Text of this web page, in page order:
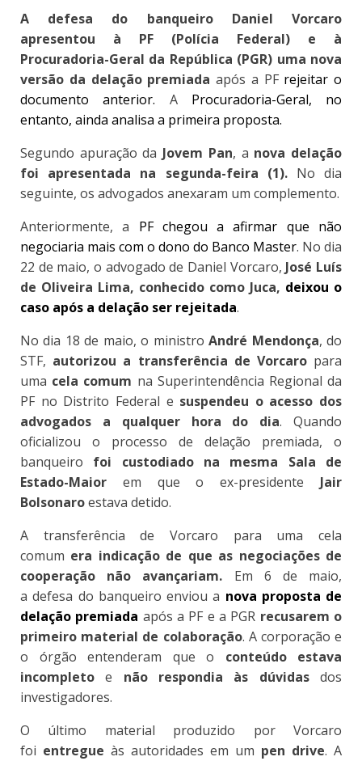
A defesa do banqueiro Daniel Vorcaro
apresentou à PF (Polícia Federal) e à
Procuradoria-Geral da República (PGR) uma nova
versão da delação premiada após a PF rejeitar o
documento anterior. A Procuradoria-Geral, no
entanto, ainda analisa a primeira proposta.
Segundo apuração da Jovem Pan, a nova delação
foi apresentada na segunda-feira (1).No dia
seguinte, os advogados anexaram um complemento.
Anteriormente, a PF chegou a afirmar que não
negociaria mais com o dono do Banco Master. No dia
22 de maio, o advogado de Daniel Vorcaro, José Luís
de Oliveira Lima, conhecido como Juca, deixou o
caso após a delação ser rejeitada.
No dia 18 de maio, o ministroAndré Mendonça, do
STF, autorizou a transferência de Vorcaropara
uma cela comum na Superintendência Regional da
PF no Distrito Federal e suspendeu o acesso dos
advogados a qualquer hora do dia. Quando
oficializou o processo de delação premiada, o
banqueiro foi custodiado na mesma Sala de
Estado-Maior em que o ex-presidente Jair
Bolsonaroestava detido.
A transferência de Vorcaro para uma cela
comum era indicação de que as negociações de
cooperação não avançariam. Em 6 de maio,
a defesa do banqueiro enviou a nova proposta de
delação premiada após a PF e a PGR recusarem o
primeiro material de colaboração. A corporação e
o órgão entenderam que o conteúdo estava
incompleto e não respondia às dúvidasdos
investigadores.
O último material produzido por Vorcaro
foi entregue às autoridades em um pen drive. A